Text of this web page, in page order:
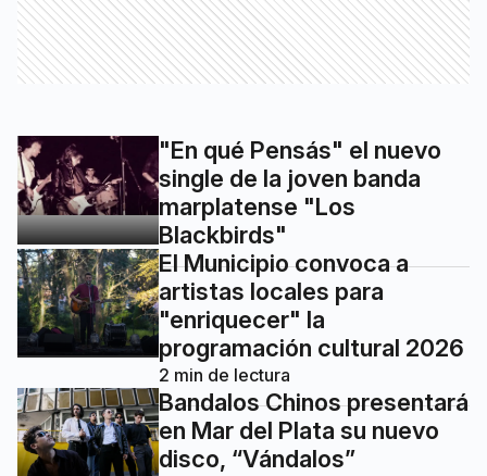
"En qué Pensás" el nuevo
single de la joven banda
marplatense "Los
Blackbirds"
El Municipio convoca a
artistas locales para
"enriquecer" la
programación cultural 2026
2 min de lectura
Bandalos Chinos presentará
en Mar del Plata su nuevo
disco, “Vándalos”